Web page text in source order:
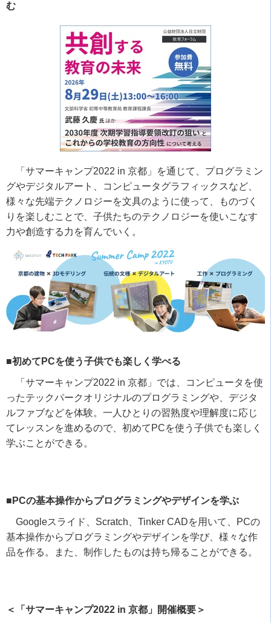
む
「サマーキャンプ2022 in 京都」を通じて、プログラミン
グやデジタルアート、コンピュータグラフィックスなど、
様々な先端テクノロジーを文具のように使って、ものづく
りを楽しむことで、子供たちのテクノロジーを使いこなす
力や創造する力を育んでいく。
■初めてPCを使う子供でも楽しく学べる
「サマーキャンプ2022 in 京都」では、コンピュータを使
ったテックパークオリジナルのプログラミングや、デジタ
ルファブなどを体験。一人ひとりの習熟度や理解度に応じ
てレッスンを進めるので、初めて PCを使う子供でも楽しく
学ぶことができる。
■PCの基本操作からプログラミングやデザインを学ぶ
Googleスライド、 Scratch、 Tinker CADを用いて、 PCの
基本操作からプログラミングやデザインを学び、様々な作
品を作る。また、制作したものは持ち帰ることができる。
＜「サマーキャンプ2022 in 京都」開催概要＞